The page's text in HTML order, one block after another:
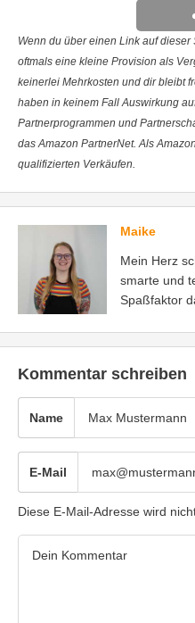
Wenn du über einen Link auf
oftmals eine kleine Provision als
keinerlei Mehrkosten und dir bleibt
haben in keinem Fall Auswirkung
Partnerprogrammen und
das Amazon PartnerNet. Als
qualifizierten Verkäufen.
Maike
Mein Herz
smarte und
Spaßfaktor
Kommentar schreiben
Name
E-Mail
Diese E-Mail-Adresse wird